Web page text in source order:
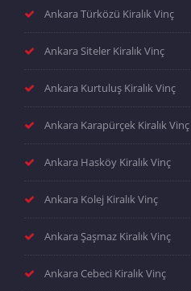
Ankara Türközü Kiralık Vinç
Ankara Siteler Kiralık Vinç
Ankara Kurtuluş Kiralık Vinç
Ankara Karapürçek Kiralık Vinç
Ankara Hasköy Kiralık Vinç
Ankara Kolej Kiralık Vinç
Ankara Şaşmaz Kiralık Vinç
Ankara Cebeci Kiralık Vinç